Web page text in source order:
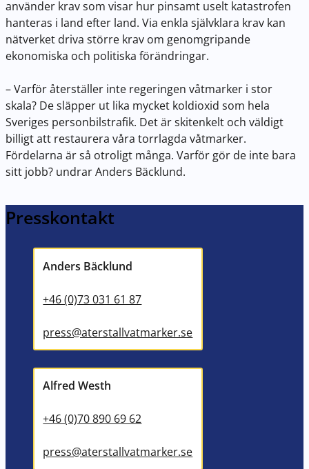
använder krav som visar hur pinsamt uselt katastrofen
hanteras i land efter land. Via enkla självklara krav kan
nätverket driva större krav om genomgripande
ekonomiska och politiska förändringar.
– Varför återställer inte regeringen våtmarker i stor
skala? De släpper ut lika mycket koldioxid som hela
Sveriges personbilstrafik. Det är skitenkelt och väldigt
billigt att restaurera våra torrlagda våtmarker.
Fördelarna är så otroligt många. Varför gör de inte bara
sitt jobb? undrar Anders Bäcklund.
Presskontakt
Anders Bäcklund
+46 (0)73 031 61 87
press@aterstallvatmarker.se
Alfred Westh
+46 (0)70 890 69 62
press@aterstallvatmarker.se